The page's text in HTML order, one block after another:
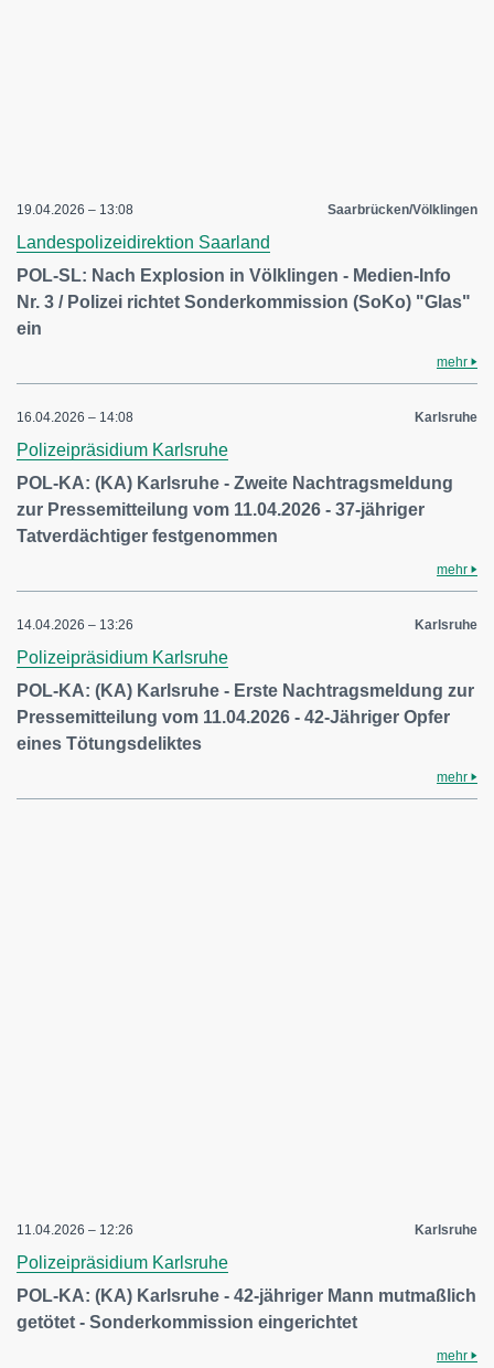
19.04.2026 – 13:08 Saarbrücken/Völklingen
Landespolizeidirektion Saarland
POL-SL: Nach Explosion in Völklingen - Medien-Info
Nr. 3 / Polizei richtet Sonderkommission (SoKo) "Glas"
ein
mehr
16.04.2026 – 14:08 Karlsruhe
Polizeipräsidium Karlsruhe
POL-KA: (KA) Karlsruhe - Zweite Nachtragsmeldung
zur Pressemitteilung vom 11.04.2026 - 37-jähriger
Tatverdächtiger festgenommen
mehr
14.04.2026 – 13:26 Karlsruhe
Polizeipräsidium Karlsruhe
POL-KA: (KA) Karlsruhe - Erste Nachtragsmeldung zur
Pressemitteilung vom 11.04.2026 - 42-Jähriger Opfer
eines Tötungsdeliktes
mehr
11.04.2026 – 12:26 Karlsruhe
Polizeipräsidium Karlsruhe
POL-KA: (KA) Karlsruhe - 42-jähriger Mann mutmaßlich
getötet - Sonderkommission eingerichtet
mehr